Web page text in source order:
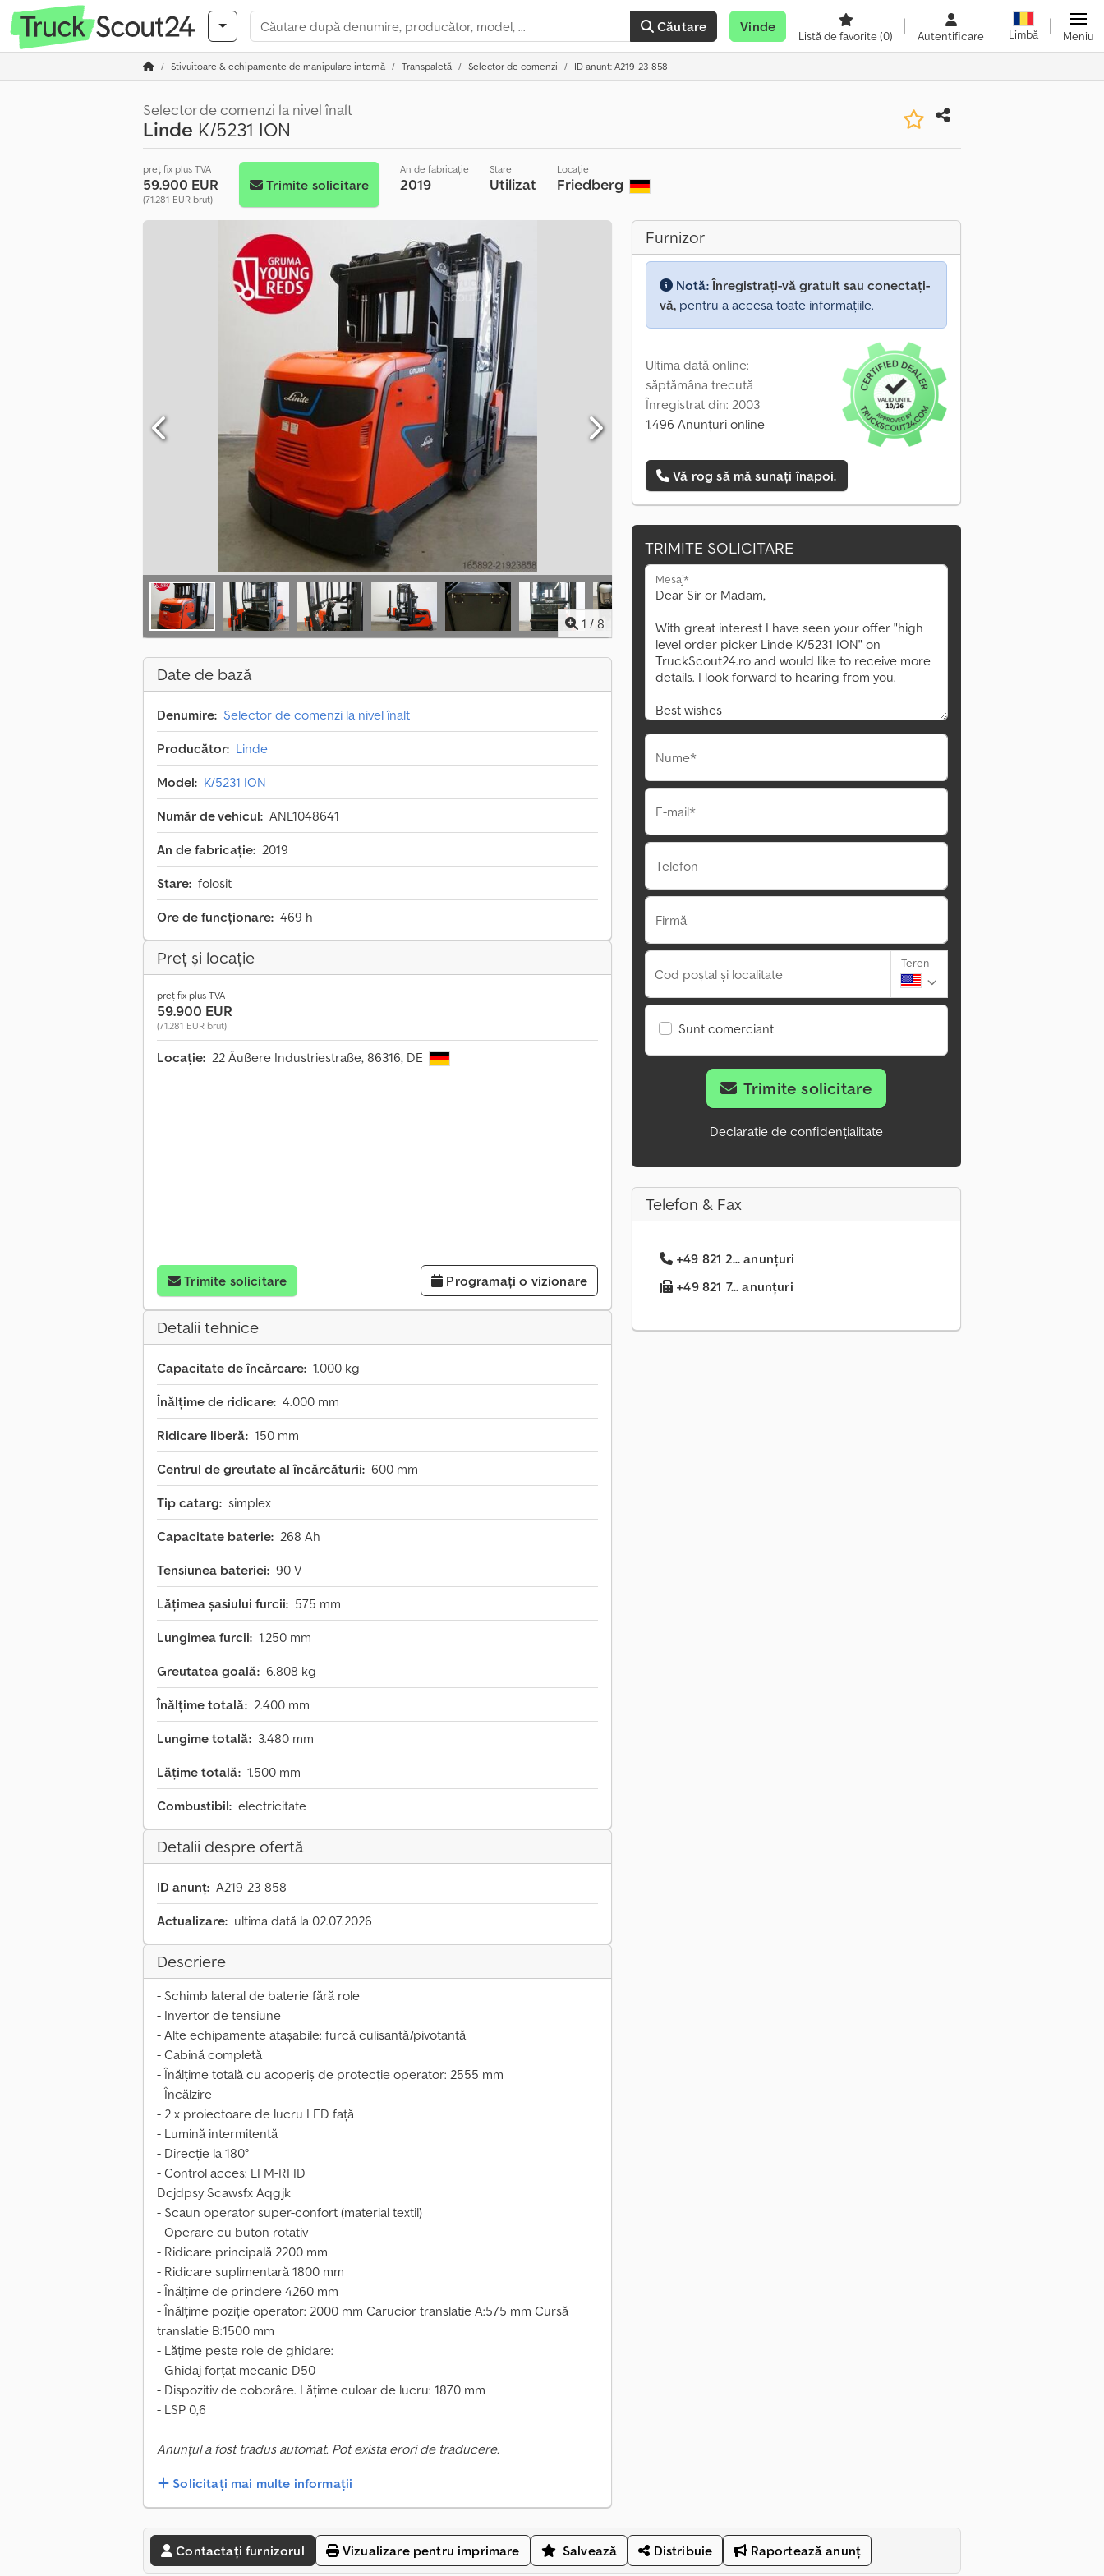
Căutare Vinde
Listă de favorite(0) Autentificare Limbă Meniu
Stivuitoare & echipamente de manipulare internă Transpaletă Selector de comenzi ID anunț: A219-23-858
Selector de comenzi la nivel înalt
Linde K/5231 ION
preț fix plus TVA
59.900 EUR
(71.281 EUR brut)
Trimite solicitare
An de fabricație
2019
Stare
Utilizat
Locație
Friedberg
1 / 8
Date de bază
Denumire: Selector de comenzi la nivel înalt
Producător: Linde
Model: K/5231 ION
Număr de vehicul: ANL1048641
An de fabricație: 2019
Stare: folosit
Ore de funcționare: 469 h
Preț și locație
preț fix plus TVA
59.900 EUR
(71.281 EUR brut)
Locație: 22 Äußere Industriestraße, 86316, DE
Trimite solicitare Programați o vizionare
Detalii tehnice
Capacitate de încărcare: 1.000 kg
Înălțime de ridicare: 4.000 mm
Ridicare liberă: 150 mm
Centrul de greutate al încărcăturii: 600 mm
Tip catarg: simplex
Capacitate baterie: 268 Ah
Tensiunea bateriei: 90 V
Lățimea şasiului furcii: 575 mm
Lungimea furcii: 1.250 mm
Greutatea goală: 6.808 kg
Înălțime totală: 2.400 mm
Lungime totală: 3.480 mm
Lățime totală: 1.500 mm
Combustibil: electricitate
Detalii despre ofertă
ID anunț: A219-23-858
Actualizare: ultima dată la 02.07.2026
Descriere
- Schimb lateral de baterie fără role
- Invertor de tensiune
- Alte echipamente atașabile: furcă culisantă/pivotantă
- Cabină completă
- Înălțime totală cu acoperiș de protecție operator: 2555 mm
- Încălzire
- 2 x proiectoare de lucru LED față
- Lumină intermitentă
- Direcție la 180°
- Control acces: LFM-RFID
Dcjdpsy Scawsfx Aqgjk
- Scaun operator super-confort (material textil)
- Operare cu buton rotativ
- Ridicare principală 2200 mm
- Ridicare suplimentară 1800 mm
- Înălțime de prindere 4260 mm
- Înălțime poziție operator: 2000 mm Carucior translatie A:575 mm Cursă
translatie B:1500 mm
- Lățime peste role de ghidare:
- Ghidaj forțat mecanic D50
- Dispozitiv de coborâre. Lățime culoar de lucru: 1870 mm
- LSP 0,6
Anunțul a fost tradus automat. Pot exista erori de traducere.
Solicitați mai multe informații
Furnizor
Notă:Înregistrați-vă gratuit sau conectați-
vă, pentru a accesa toate informațiile.
Ultima dată online:
săptămâna trecută
Înregistrat din: 2003
1.496 Anunțuri online
Vă rog să mă sunați înapoi.
TRIMITE SOLICITARE
Mesaj*
Nume*
E-mail*
Telefon
Firmă
Cod poștal și localitate
Teren
Sunt comerciant
Trimite solicitare
Declarație de confidențialitate
Telefon & Fax
+49 821 2... anunțuri
+49 821 7... anunțuri
Contactați furnizorul Vizualizare pentru imprimare Salvează Distribuie Raportează anunț